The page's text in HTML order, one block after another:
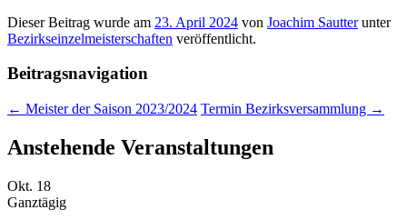
Dieser Beitrag wurde am 23. April 2024 von Joachim Sautterunter
Bezirkseinzelmeisterschaften veröffentlicht.
Beitragsnavigation
← Meister der Saison 2023/2024 Termin Bezirksversammlung →
Anstehende Veranstaltungen
Okt. 18
Ganztägig